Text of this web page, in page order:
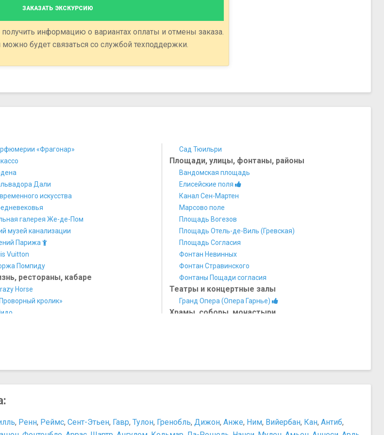
ЗАКАЗАТЬ ЭКСКУРСИЮ
получить информацию о вариантах оплаты и отмены заказа.
будет связаться со службой техподдержки.
«Фрагонар»
Дали
искусства
галерея Же-де-Пом
музей канализации
Парижа
Vuitton
Помпиду
рестораны, кабаре
Horse
кролик»
жертвам депортации
"Человек, проходящий сквозь стену"
достопримечательности
лес
Сад Тюильри
Площади, улицы, фонтаны, районы
Вандомская площадь
Елисейские поля
Канал Сен-Мартен
Марсово поле
Площадь Вогезов
Площадь Отель-де-Виль (Гревская)
Площадь Согласия
Фонтан Невинных
Фонтан Стравинского
Фонтаны Пощади согласия
Театры и концертные залы
Гранд Опера (Опера Гарнье)
Храмы, соборы, монастыри
Прочее
Башня Монпарнас
Остров Сен-Луи
, Ренн, Реймс, Сент-Этьен, Гавр, Тулон, Гренобль, Дижон, Анже, Ним, Вийербан, Кан, Антиб,